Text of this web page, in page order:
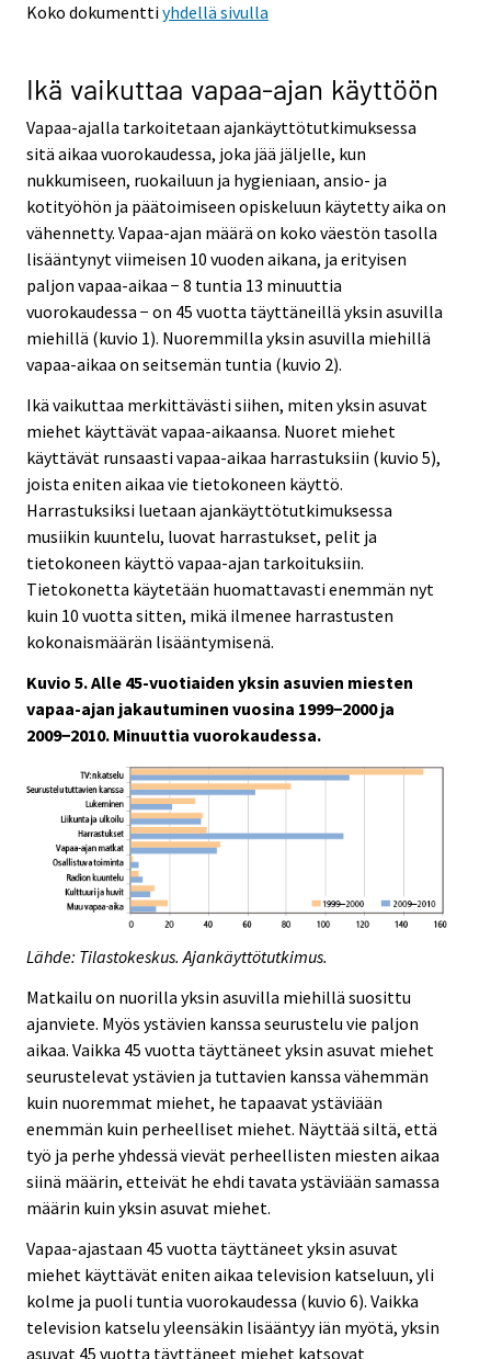
Koko dokumenttiyhdellä sivulla
Ikä vaikuttaa vapaa-ajan käyttöön
Vapaa-ajalla tarkoitetaan ajankäyttötutkimuksessa
sitä aikaa vuorokaudessa, joka jää jäljelle, kun
nukkumiseen, ruokailuun ja hygieniaan, ansio- ja
kotityöhön ja päätoimiseen opiskeluun käytetty aika on
vähennetty. Vapaa-ajan määrä on koko väestön tasolla
lisääntynyt viimeisen 10 vuoden aikana, ja erityisen
paljon vapaa-aikaa − 8 tuntia 13 minuuttia
vuorokaudessa − on 45 vuotta täyttäneillä yksin asuvilla
miehillä (kuvio 1). Nuoremmilla yksin asuvilla miehillä
vapaa-aikaa on seitsemän tuntia (kuvio 2).
Ikä vaikuttaa merkittävästi siihen, miten yksin asuvat
miehet käyttävät vapaa-aikaansa. Nuoret miehet
käyttävät runsaasti vapaa-aikaa harrastuksiin (kuvio 5),
joista eniten aikaa vie tietokoneen käyttö.
Harrastuksiksi luetaan ajankäyttötutkimuksessa
musiikin kuuntelu, luovat harrastukset, pelit ja
tietokoneen käyttö vapaa-ajan tarkoituksiin.
Tietokonetta käytetään huomattavasti enemmän nyt
kuin 10 vuotta sitten, mikä ilmenee harrastusten
kokonaismäärän lisääntymisenä.
Kuvio 5. Alle 45-vuotiaiden yksin asuvien miesten
vapaa-ajan jakautuminen vuosina 1999−2000 ja
2009−2010. Minuuttia vuorokaudessa.
Lähde: Tilastokeskus. Ajankäyttötutkimus.
Matkailu on nuorilla yksin asuvilla miehillä suosittu
ajanviete. Myös ystävien kanssa seurustelu vie paljon
aikaa. Vaikka 45 vuotta täyttäneet yksin asuvat miehet
seurustelevat ystävien ja tuttavien kanssa vähemmän
kuin nuoremmat miehet, he tapaavat ystäviään
enemmän kuin perheelliset miehet. Näyttää siltä, että
työ ja perhe yhdessä vievät perheellisten miesten aikaa
siinä määrin, etteivät he ehdi tavata ystäviään samassa
määrin kuin yksin asuvat miehet.
Vapaa-ajastaan 45 vuotta täyttäneet yksin asuvat
miehet käyttävät eniten aikaa television katseluun, yli
kolme ja puoli tuntia vuorokaudessa (kuvio 6). Vaikka
television katselu yleensäkin lisääntyy iän myötä, yksin
asuvat 45 vuotta täyttäneet miehet katsovat